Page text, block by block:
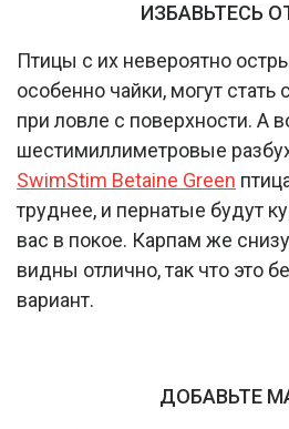
ИЗБАВЬТЕСЬ
Птицы с их невероятно
особенно чайки, могут
при ловле с поверхности. А
шестимиллиметровые
SwimStim Betaine Green
труднее, и пернатые будут
вас в покое. Карпам же
видны отлично, так что это
вариант.
ДОБАВЬТЕ